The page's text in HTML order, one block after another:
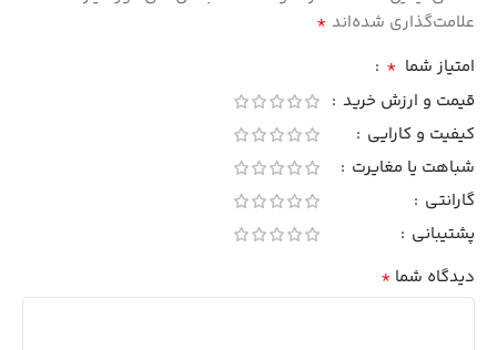
علامت‌گذاری شده‌اند *
امتیاز شما *
قیمت و ارزش خرید
کیفیت و کارایی
شباهت یا مغایرت
گارانتی
پشتیبانی
دیدگاه شما *